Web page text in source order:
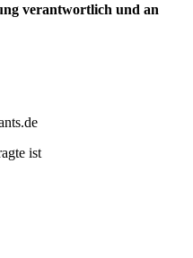
verantwortlich und an
ist